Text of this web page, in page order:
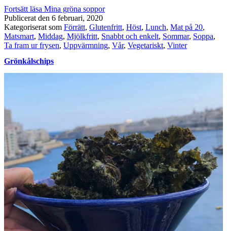
Fortsätt läsa Mina gröna soppor
Publicerat den 6 februari, 2020
Kategoriserat som Förrätt, Glutenfritt, Höst, Lunch, Mat på 20,
Matsmart, Middag, Mjölkfritt, Snabbt och enkelt, Sommar, Soppa,
Ta fram ur frysen, Uppvärmning, Vår, Vegetariskt, Vinter
Grönkålschips